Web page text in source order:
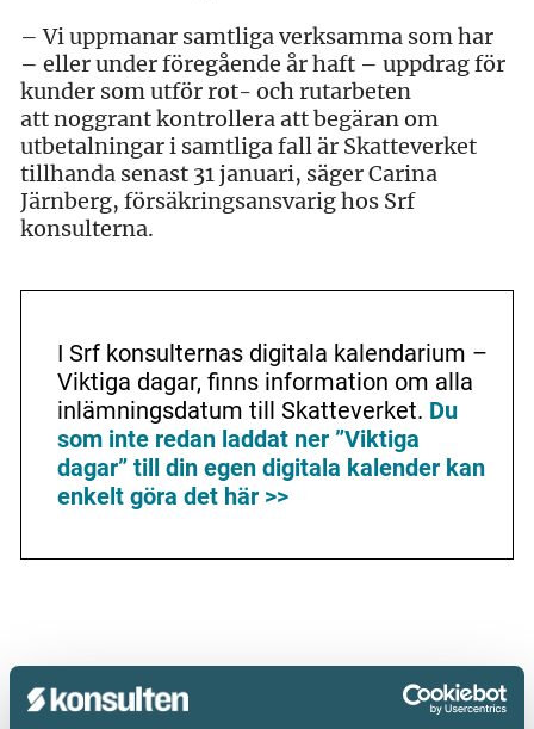
– Vi uppmanar samtliga verksamma som har
– eller under föregående år haft – uppdrag för
kunder som utför rot- och rutarbeten
attnoggrant kontrollera att begäran om
utbetalningar i samtliga fall är Skatteverket
tillhanda senast 31 januari, säger Carina
Järnberg, försäkringsansvarig hos Srf
konsulterna.
I Srf konsulternas digitala kalendarium –
Viktiga dagar, finns information om alla
inlämningsdatum till Skatteverket. Du
som inte redan laddat ner ”Viktiga
dagar” till din egen digitala kalender kan
enkelt göra det här >>
Dela: